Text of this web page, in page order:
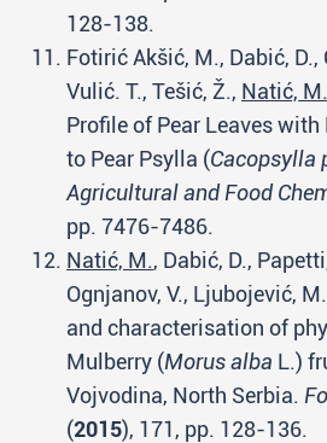
128-138.
Fotirić Akšić, M., Dabić, D.,
Vulić. T., Tešić, Ž., Natić, M.
Profile of Pear Leaves
to Pear Psylla (Cacopsylla
Agricultural and Food
pp. 7476-7486.
Natić, M., Dabić, D.,
Ognjanov, V., Ljubojević,
and characterisation of
Mulberry (Morus alba L.)
Vojvodina, North Serbia.
(2015), 171, pp. 128-136.